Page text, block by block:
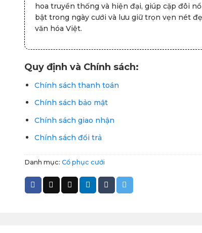
hoa truyền thống và hiện đại, giúp cặp đôi
bật trong ngày cưới và lưu giữ trọn vẹn nét
văn hóa Việt.
Quy định và Chính sách:
Chính sách thanh toán
Chính sách bảo mật
Chính sách giao nhận
Chính sách đổi trả
Danh mục: Cổ phục cưới